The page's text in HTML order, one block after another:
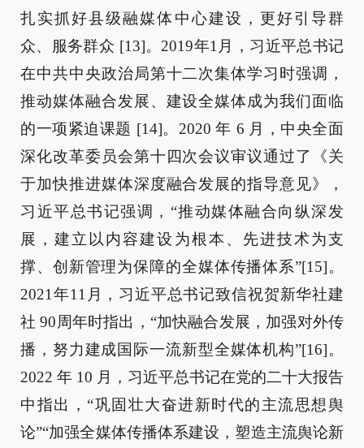
扎实抓好县级融媒体中心建设，更好引导群
众、服务群众 [13]。2019年1月，习近平总书记
在中共中央政治局第十二次集体学习时强调，
推动媒体融合发展、建设全媒体成为我们面临
的一项紧迫课题 [14]。2020 年 6 月，中央全面
深化改革委员会第十四次会议审议通过了《关
于加快推进媒体深度融合发展的指导意见》，
习近平总书记强调，“推动媒体融合向纵深发
展，建立以内容建设为根本、先进技术为支
撑、创新管理为保障的全媒体传播体系”[15]。
2021年11月，习近平总书记致信祝贺新华社建
社 90周年时指出，“加快融合发展，加强对外传
播，努力建成国际一流新型全媒体机构”[16]。
2022 年 10 月，习近平总书记在党的二十大报告
中指出，“巩固壮大奋进新时代的主流思想舆
论”“加强全媒体传播体系建设，塑造主流舆论新